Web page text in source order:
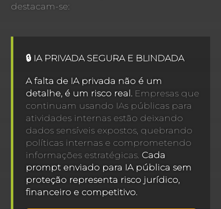
destacam-se:
🔒 IA PRIVADA SEGURA E BLINDADA
A falta de IA privada não é um
detalhe, é um risco real. Empresas que
continuam usando IAs públicas para
atividades internas estão deixando
dados sensíveis expostos, quebrando
políticas internas e comprometendo
informações estratégicas. Cada
prompt enviado para IA pública sem
proteção representa risco jurídico,
financeiro e competitivo.